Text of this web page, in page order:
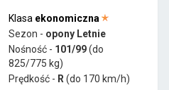
Klasa ekonomiczna
Sezon - opony Letnie
Nośność - 101/99(do
825/775 kg)
Prędkość - R (do 170 km/h)